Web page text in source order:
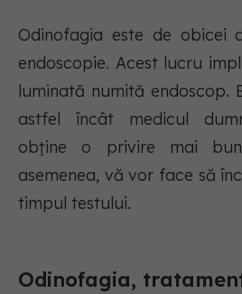
Odinofagia este de obicei
endoscopie. Acest lucru
luminată numită endoscop.
astfel încât medicul
obține o privire mai
asemenea, vă vor face să
timpul testului.
Odinofagia,